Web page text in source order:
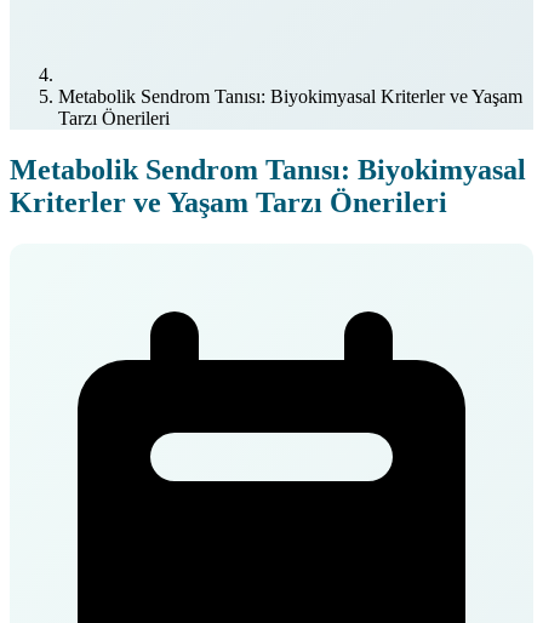
Metabolik Sendrom Tanısı: Biyokimyasal Kriterler ve Yaşam
Tarzı Önerileri
Metabolik Sendrom Tanısı: Biyokimyasal
Kriterler ve Yaşam Tarzı Önerileri